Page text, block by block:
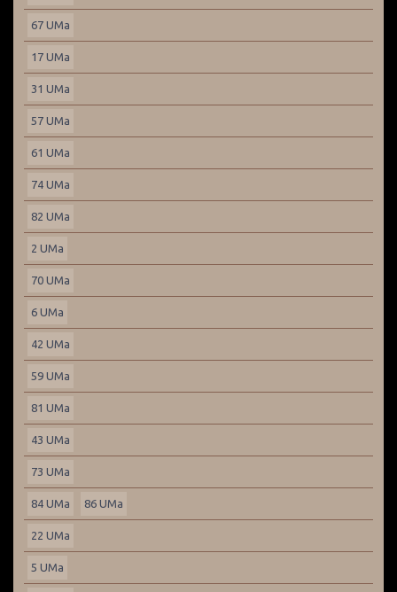
67 UMa
17 UMa
31 UMa
57 UMa
61 UMa
74 UMa
82 UMa
2 UMa
70 UMa
6 UMa
42 UMa
59 UMa
81 UMa
43 UMa
73 UMa
84 UMa 86 UMa
22 UMa
5 UMa